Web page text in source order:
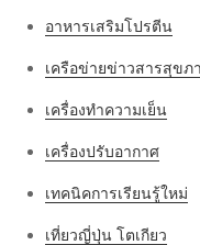
อาหารเสริมโปรตีน
เครือข่ายข่าวสารสุขภ
เครื่องทำความเย็น
เครื่องปรับอากาศ
เทคนิคการเรียนรู้ใหม่
เที่ยวญี่ปุ่น โตเกียว